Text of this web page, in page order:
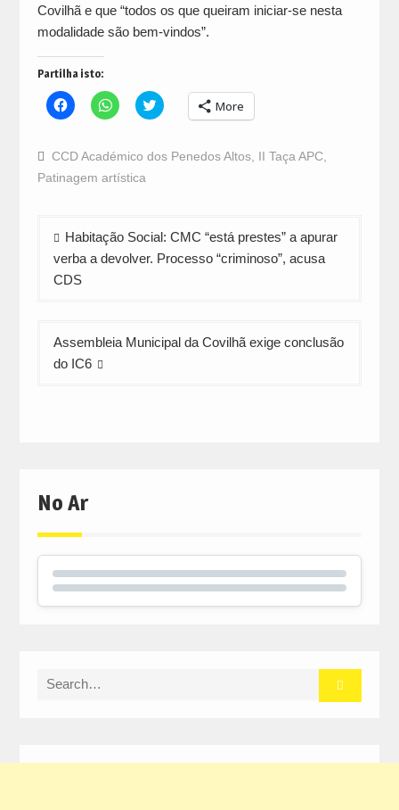
Covilhã e que “todos os que queiram iniciar-se nesta
modalidade são bem-vindos”.
Partilha isto:
Click
to
Facebook
(Opens
in
new
Click
to
WhatsApp
(Opens
in
new
Click
to
Twitter
(Opens
More
CCD Académico dos Penedos Altos, II Taça APC,
Patinagem artística
Navegação
de
artigos
Habitação Social: CMC “está prestes” a apurar
verba a devolver. Processo “criminoso”, acusa
CDS
Assembleia Municipal da Covilhã exige conclusão
do IC6
No Ar
Search